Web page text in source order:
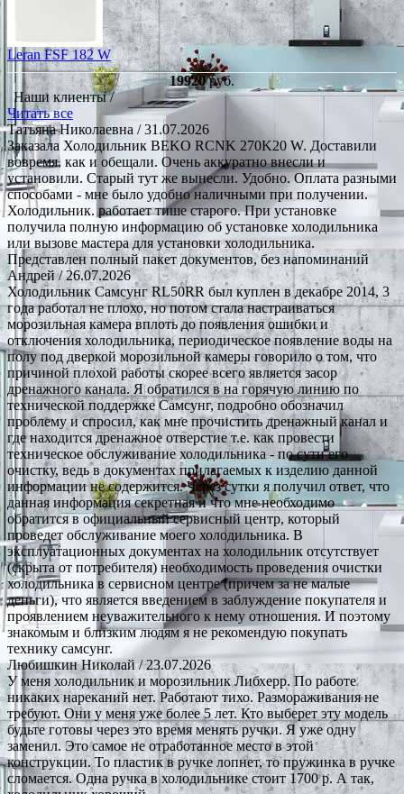
Leran FSF 182 W
19920руб.
Наши клиенты /
Читать все
Татьяна Николаевна / 31.07.2026
Заказала Холодильник BEKO RCNK 270K20 W. Доставили
вовремя. как и обещали. Очень аккуратно внесли и
установили. Старый тут же вынесли. Удобно. Оплата разными
способами - мне было удобно наличными при получении.
Холодильник. работает тише старого. При установке
получила полную информацию об установке холодильника
или вызове мастера для установки холодильника.
Представлен полный пакет документов, без напоминаний
Андрей/ 26.07.2026
Холодильник Самсунг RL50RR был куплен в декабре 2014, 3
года работал не плохо, но потом стала настраиваться
морозильная камера вплоть до появления ошибки и
отключения холодильника, периодическое появление воды на
полу под дверкой морозильной камеры говорило о том, что
причиной плохой работы скорее всего является засор
дренажного канала. Я обратился в на горячую линию по
технической поддержке Самсунг, подробно обозначил
проблему и спросил, как мне прочистить дренажный канал и
где находится дренажное отверстие т.е. как провести
техническое обслуживание холодильника - по сути его
очистку, ведь в документах прилагаемых к изделию данной
информации не содержится. Через сутки я получил ответ, что
данная информация секретная и что мне необходимо
обратится в официальный сервисный центр, который
проведет обслуживание моего холодильника. В
эксплуатационных документах на холодильник отсутствует
(скрыта от потребителя) необходимость проведения очистки
холодильника в сервисном центре (причем за не малые
деньги), что является введением в заблуждение покупателя и
проявлением неуважительного к нему отношения. И поэтому
знакомым и близким людям я не рекомендую покупать
технику самсунг.
Любишкин Николай/ 23.07.2026
У меня холодильник и морозильник Либхерр. По работе
никаких нареканий нет. Работают тихо. Размораживания не
требуют. Они у меня уже более 5 лет. Кто выберет эту модель
будьте готовы через это время менять ручки. Я уже одну
заменил. Это самое не отработанное место в этой
конструкции. То пластик в ручке лопнет, то пружинка в ручке
сломается. Одна ручка в холодильнике стоит 1700 р. А так,